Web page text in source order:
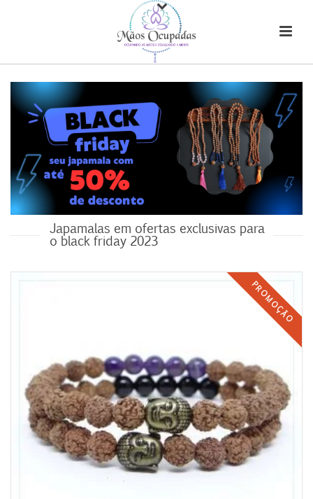
Japamalas em ofertas exclusivas para
o black friday 2023
PROMOÇÃO